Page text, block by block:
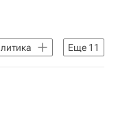
Еще 11